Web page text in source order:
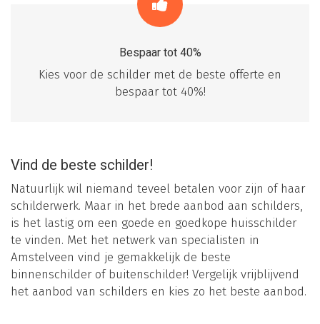
Bespaar tot 40%
Kies voor de schilder met de beste offerte en
bespaar tot 40%!
Vind de beste schilder!
Natuurlijk wil niemand teveel betalen voor zijn of haar
schilderwerk. Maar in het brede aanbod aan schilders,
is het lastig om een goede en goedkope huisschilder
te vinden. Met het netwerk van specialisten in
Amstelveen vind je gemakkelijk de beste
binnenschilder of buitenschilder! Vergelijk vrijblijvend
het aanbod van schilders en kies zo het beste aanbod.